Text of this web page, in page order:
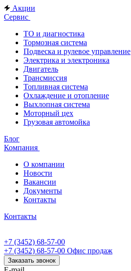
Акции
Сервис
ТО и диагностика
Тормозная система
Подвеска и рулевое управление
Электрика и электроника
Двигатель
Трансмиссия
Топливная система
Охлаждение и отопление
Выхлопная система
Моторный цех
Грузовая автомойка
Блог
Компания
О компании
Новости
Вакансии
Документы
Контакты
Контакты
+7 (3452) 68-57-00
+7 (3452) 68-57-00 Офис продаж
Заказать звонок